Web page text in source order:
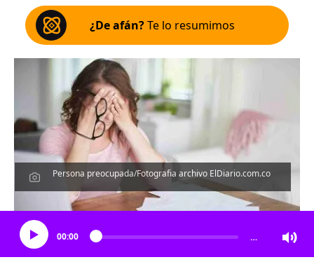
¿De afán?Te lo resumimos
Persona preocupada/Fotografia archivo ElDiario.com.co
Escucha el artículo
00:00 …